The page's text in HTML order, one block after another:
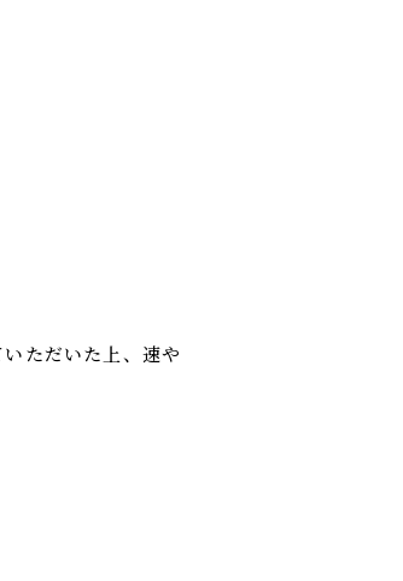
ただいた上、速や